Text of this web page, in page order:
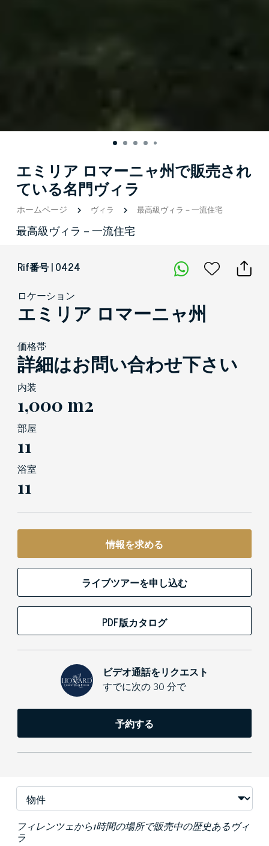
エミリア ロマーニャ州で販売され
ている名門ヴィラ
ホームページ ヴィラ 最高級ヴィラ－一流住宅
最高級ヴィラ－一流住宅
Rif番号 | 0424
ロケーション
エミリア ロマーニャ州
価格帯
詳細はお問い合わせ下さい
内装
1,000 m2
部屋
11
浴室
11
情報を求める
ライブツアーを申し込む
PDF版カタログ
ビデオ通話をリクエスト
すでに次の 30 分で
予約する
フィレンツェから1時間の場所で販売中の歴史あるヴィ
ラ